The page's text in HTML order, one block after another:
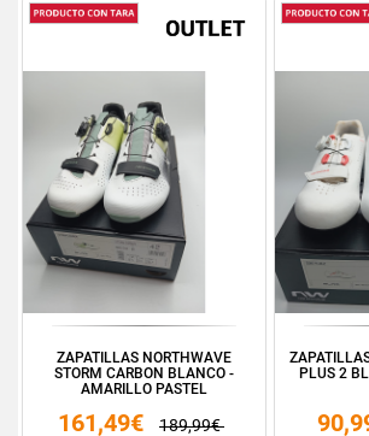
ZAPATILLAS NORTHWAVE
STORM CARBON BLANCO -
AMARILLO PASTEL
161,49€ 189,99€
PLUS 2